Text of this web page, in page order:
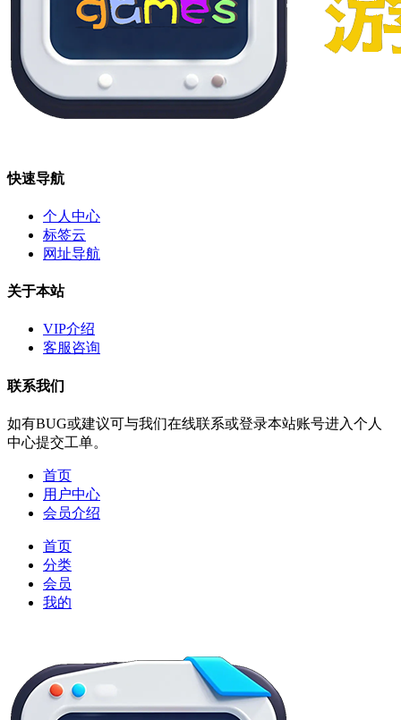
快速导航
个人中心
标签云
网址导航
关于本站
VIP介绍
客服咨询
联系我们
如有BUG或建议可与我们在线联系或登录本站账号进入个人
中心提交工单。
首页
用户中心
会员介绍
首页
分类
会员
我的